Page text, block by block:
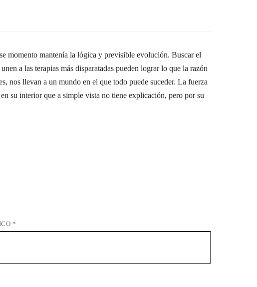
momento mantenía la lógica y previsible evolución. Buscar el
a las terapias más disparatadas pueden lograr lo que la razón
nos llevan a un mundo en el que todo puede suceder. La fuerza
su interior que a simple vista no tiene explicación, pero por su
*